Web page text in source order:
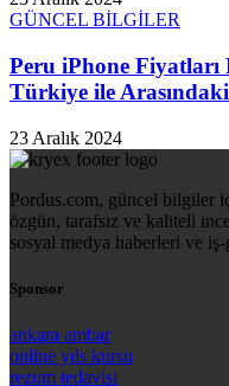
GÜNCEL BİLGİLER
Peru iPhone Fiyatları
Türkiye ile
23 Aralık 2024
Pordus.com, güncel bilgiler
özgün, tarafsız ve kaliteli
sosyal medya haberleri ve
Sponsor
ankara ambar
online yds kursu
rezum tedavisi